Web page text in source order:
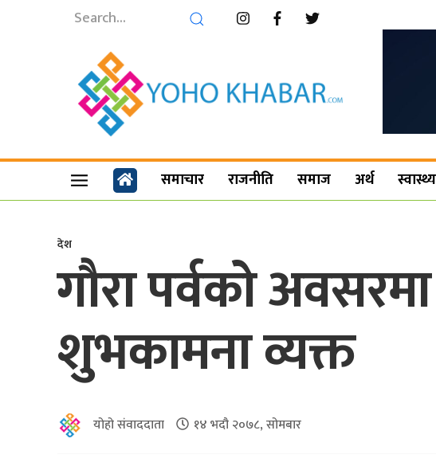
समाचार राजनीति समाज अर्थ स्वास्थ्य
देश
गौरा पर्वको अवसरमा
शुभकामना व्यक्त
योहो संवाददाता १४ भदौ २०७८, सोमबार